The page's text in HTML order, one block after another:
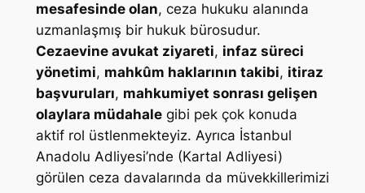
mesafesinde olan, ceza hukuku alanında
uzmanlaşmış bir hukuk bürosudur.
Cezaevine avukat ziyareti, infaz süreci
yönetimi, mahkûm haklarının takibi, itiraz
başvuruları, mahkumiyet sonrası gelişen
olaylara müdahalegibi pek çok konuda
aktif rol üstlenmekteyiz. Ayrıca İstanbul
Anadolu Adliyesi’nde (Kartal Adliyesi)
görülen ceza davalarında da müvekkillerimizi